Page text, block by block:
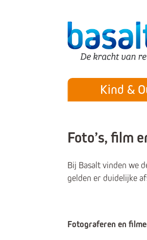
Hoofdmenu
Kind &
Foto’s, film
Bij Basalt vinden we
gelden er duidelijke
Fotograferen en